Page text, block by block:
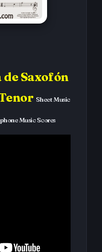
Saxofón
Sheet Music
Music Scores